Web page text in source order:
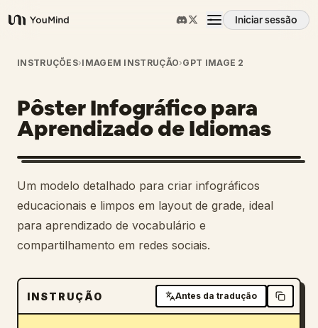
YouMind
Iniciar sessão
Visão geral
Casos de uso
Habilidades
Prompts
Preços
Transferir
INSTRUÇÕES›IMAGEM INSTRUÇÃO›GPT IMAGE 2
Pôster Infográfico para
Aprendizado de Idiomas
Um modelo detalhado para criar infográficos
educacionais e limpos em layout de grade, ideal
para aprendizado de vocabulário e
compartilhamento em redes sociais.
INSTRUÇÃO Antes da tradução